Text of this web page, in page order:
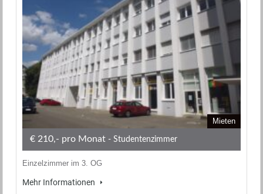
Mieten
€ 210,- pro Monat - Studentenzimmer
Einzelzimmer im 3. OG
Mehr Informationen